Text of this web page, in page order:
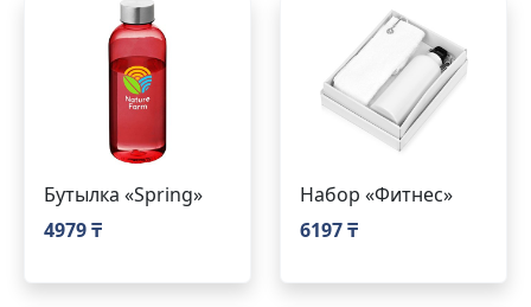
Бутылка «Spring»
4979 ₸
Набор «Фитнес»
6197 ₸